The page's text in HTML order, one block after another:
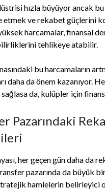
hızla büyüyor ancak
etmek ve rekabet güçlerini
harcamalar, finansal
tehlikeye atabilir.
bu harcamaların
daha da önem kazanıyor.
sağlasa da, kulüpler için
Pazarındaki
her geçen gün daha da
pazarında da büyük
stratejik hamlelerin